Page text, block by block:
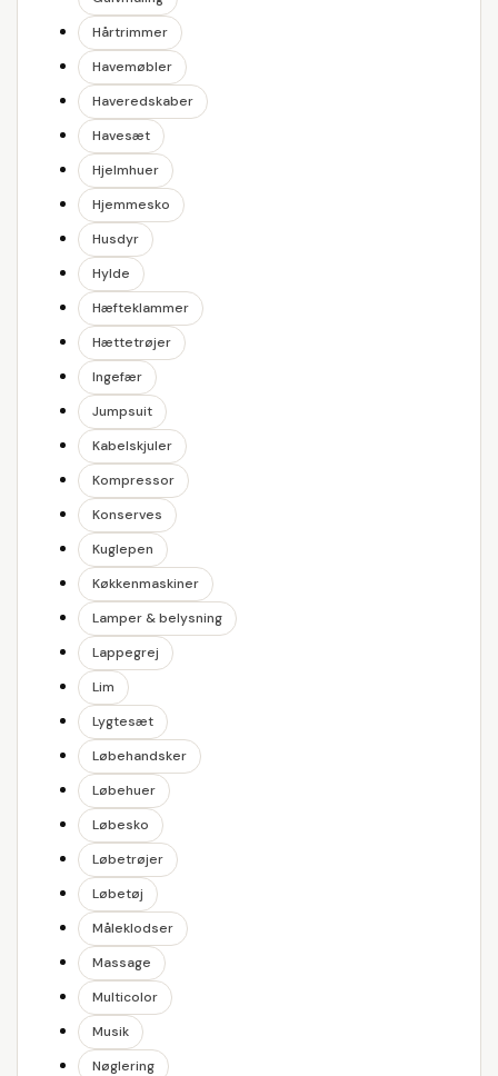
Hårtrimmer
Havemøbler
Haveredskaber
Havesæt
Hjelmhuer
Hjemmesko
Husdyr
Hylde
Hæfteklammer
Hættetrøjer
Ingefær
Jumpsuit
Kabelskjuler
Kompressor
Konserves
Kuglepen
Køkkenmaskiner
Lamper & belysning
Lappegrej
Lim
Lygtesæt
Løbehandsker
Løbehuer
Løbesko
Løbetrøjer
Løbetøj
Måleklodser
Massage
Multicolor
Musik
Nøglering